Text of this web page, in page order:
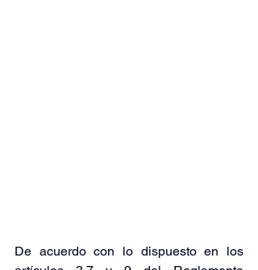
De acuerdo con lo dispuesto en los